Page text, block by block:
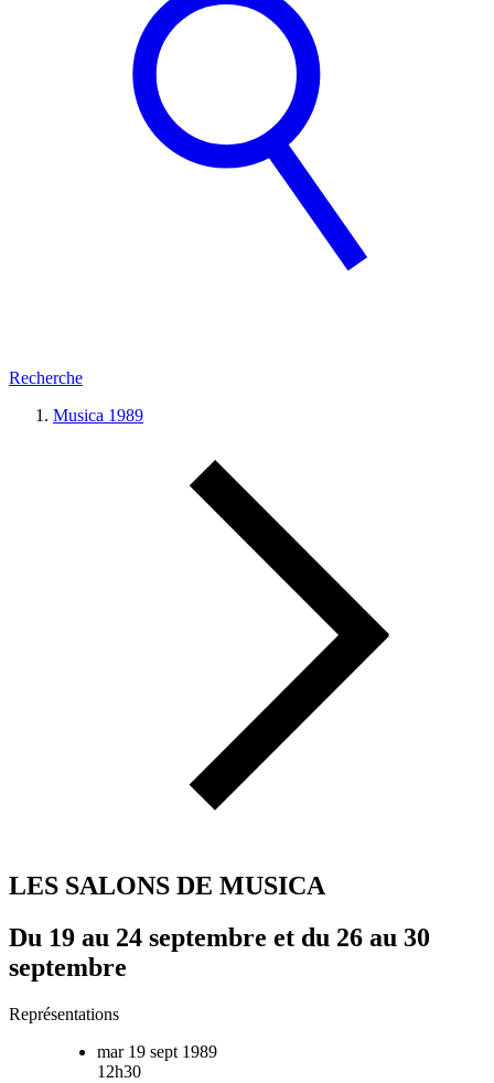
Recherche
Musica 1989
LES SALONS DE MUSICA
Du 19 au 24 septembre et du 26 au 30
septembre
Représentations
mar 19 sept 1989
12h30